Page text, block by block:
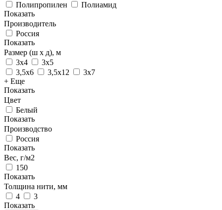
Полипропилен
Полиамид
Показать
Производитель
Россия
Показать
Размер (ш х д), м
3х4
3х5
3,5х6
3,5х12
3х7
+ Еще
Показать
Цвет
Белый
Показать
Производство
Россия
Показать
Вес, г/м2
150
Показать
Толщина нити, мм
4
3
Показать